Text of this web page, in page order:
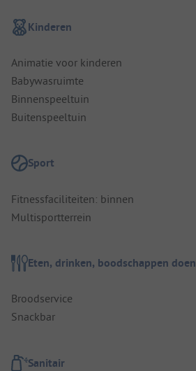
Kinderen
Animatie voor kinderen
Babywasruimte
Binnenspeeltuin
Buitenspeeltuin
Sport
Fitnessfaciliteiten: binnen
Multisportterrein
Eten, drinken, boodschappen doen
Broodservice
Snackbar
Sanitair